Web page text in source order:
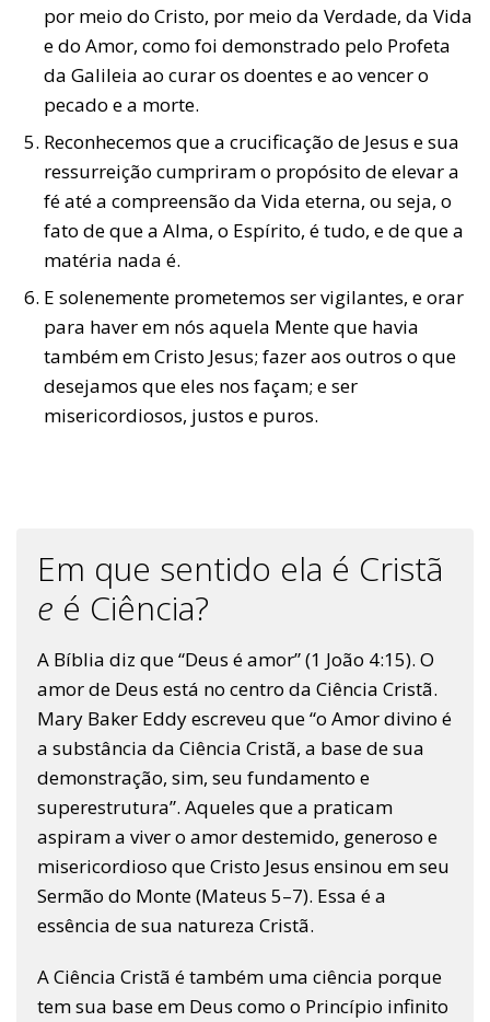
por meio do Cristo, por meio da Verdade, da Vida
e do Amor, como foi demonstrado pelo Profeta
da Galileia ao curar os doentes e ao vencer o
pecado e a morte.
Reconhecemos que a crucificação de Jesus e sua
ressurreição cumpriram o propósito de elevar a
fé até a compreensão da Vida eterna, ou seja, o
fato de que a Alma, o Espírito, é tudo, e de que a
matéria nada é.
E solenemente prometemos ser vigilantes, e orar
para haver em nós aquela Mente que havia
também em Cristo Jesus; fazer aos outros o que
desejamos que eles nos façam; e ser
misericordiosos, justos e puros.
Em que sentido ela é Cristã
e é Ciência?
A Bíblia diz que “Deus é amor” (1 João 4:15). O
amor de Deus está no centro da Ciência Cristã.
Mary Baker Eddy escreveu que “o Amor divino é
a substância da Ciência Cristã, a base de sua
demonstração, sim, seu fundamento e
superestrutura”. Aqueles que a praticam
aspiram a viver o amor destemido, generoso e
misericordioso que Cristo Jesus ensinou em seu
Sermão do Monte (Mateus 5–7). Essa é a
essência de sua natureza Cristã.
A Ciência Cristã é também uma ciência porque
tem sua base em Deus como o Princípio infinito